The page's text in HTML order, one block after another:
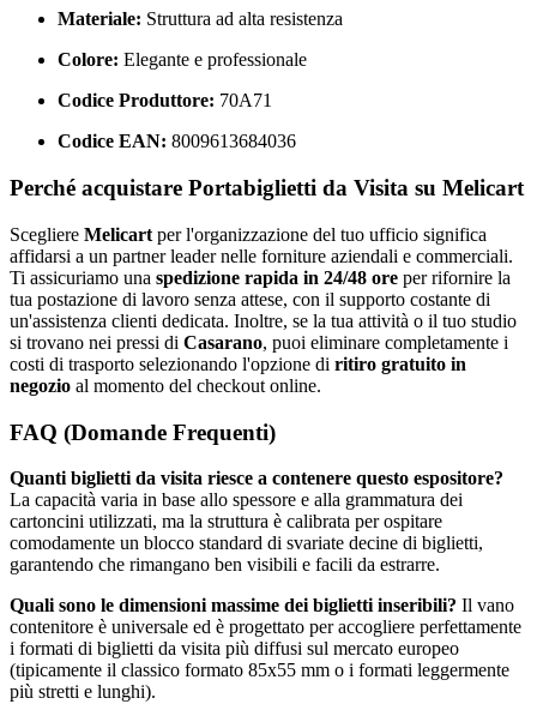
Materiale: Struttura ad alta resistenza
Colore: Elegante e professionale
Codice Produttore: 70A71
Codice EAN: 8009613684036
Perché acquistare Portabiglietti da Visita su Melicart
Scegliere Melicart per l'organizzazione del tuo ufficio significa
affidarsi a un partner leader nelle forniture aziendali e commerciali.
Ti assicuriamo una spedizione rapida in 24/48 ore per rifornire la
tua postazione di lavoro senza attese, con il supporto costante di
un'assistenza clienti dedicata. Inoltre, se la tua attività o il tuo studio
si trovano nei pressi di Casarano, puoi eliminare completamente i
costi di trasporto selezionando l'opzione di ritiro gratuito in
negozio al momento del checkout online.
FAQ (Domande Frequenti)
Quanti biglietti da visita riesce a contenere questo espositore?
La capacità varia in base allo spessore e alla grammatura dei
cartoncini utilizzati, ma la struttura è calibrata per ospitare
comodamente un blocco standard di svariate decine di biglietti,
garantendo che rimangano ben visibili e facili da estrarre.
Quali sono le dimensioni massime dei biglietti inseribili? Il vano
contenitore è universale ed è progettato per accogliere perfettamente
i formati di biglietti da visita più diffusi sul mercato europeo
(tipicamente il classico formato 85x55 mm o i formati leggermente
più stretti e lunghi).